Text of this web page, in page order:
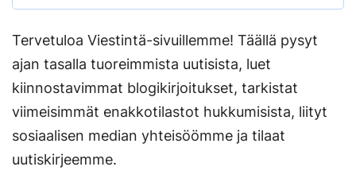
Tervetuloa Viestintä-sivuillemme! Täällä pysyt
ajan tasalla tuoreimmista uutisista, luet
kiinnostavimmat blogikirjoitukset, tarkistat
viimeisimmät enakkotilastot hukkumisista, liityt
sosiaalisen median yhteisöömme ja tilaat
uutiskirjeemme.